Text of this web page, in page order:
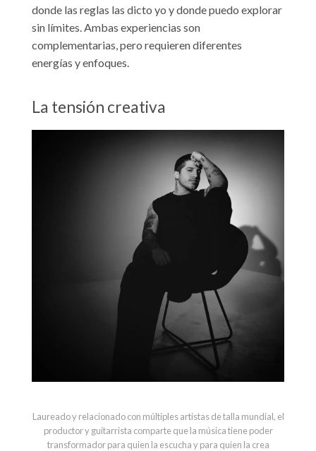
donde las reglas las dicto yo y donde puedo explorar
sin límites. Ambas experiencias son
complementarias, pero requieren diferentes
energías y enfoques.
La tensión creativa
Laureado y relacionado con múltiples artistas de talla mundial, el
productor y guitarrista comparte que la música tiene poder
transformador para quien la escucha y para quien la crea